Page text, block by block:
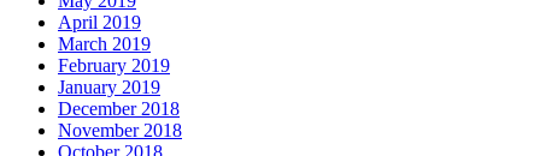
April 2019
March 2019
February 2019
January 2019
December 2018
November 2018
October 2018